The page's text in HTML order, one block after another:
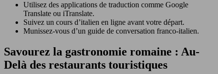
Utilisez des applications de traduction comme Google
Translate ou iTranslate.
Suivez un cours d’italien en ligne avant votre départ.
Munissez-vous d’un guide de conversation franco-italien.
Savourez la gastronomie romaine : Au-
Delà des restaurants touristiques